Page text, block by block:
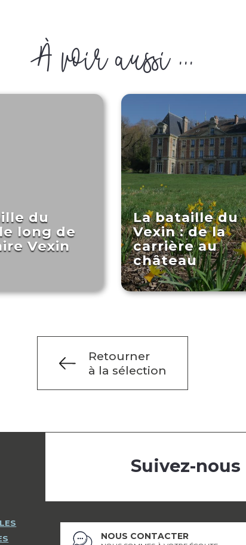
À voir aussi ...
du
long de
Vexin
La bataille du
Vexin : de la
carrière au
château
Retourner
à la sélection
Suivez-nous
NOUS CONTACTER